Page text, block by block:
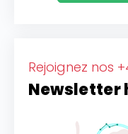
Rejoignez nos
Newsletter